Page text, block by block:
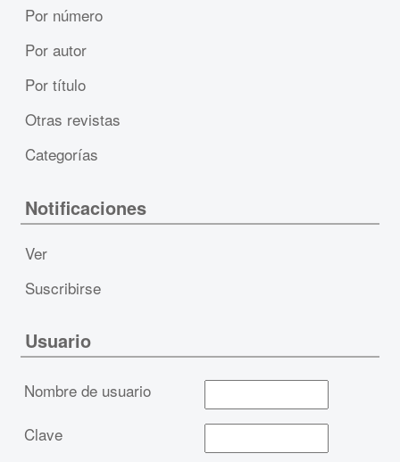
Por número
Por autor
Por título
Otras revistas
Categorías
Notificaciones
Ver
Suscribirse
Usuario
Nombre de usuario
Clave